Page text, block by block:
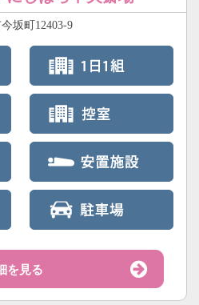
坂町12403-9
を見る